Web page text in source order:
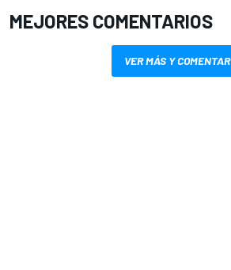
MEJORES COMENTARIOS
VER MÁS Y COMENTAR